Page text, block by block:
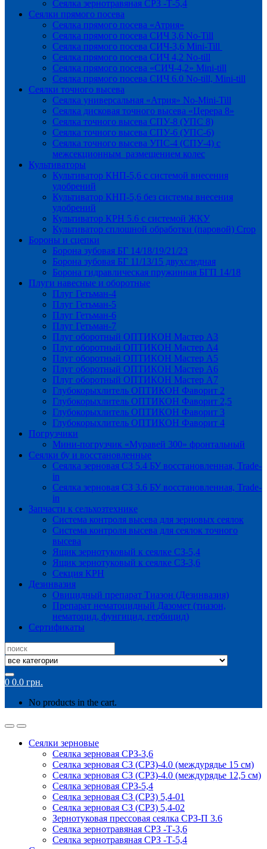
Сеялка зернотравяная СРЗ -Т-5,4
Сеялки прямого посева
Сеялка прямого посева «Атрия»
Сеялка прямого посева СИЧ 3,6 No-Till
Сеялка прямого посева СИЧ-3,6 Mini-Till
Сеялка прямого посева СИЧ 4,2 No-till
Сеялка прямого посева «СИЧ-4,2» Mini-till
Сеялка прямого посева СИЧ 6.0 No-till, Mini-till
Сеялки точного высева
Сеялка универсальная «Атрия» No-Mini-Till
Сеялка дисковая точного высева «Церера 8»
Сеялка точного высева СПУ-8 (УПС 8)
Сеялка точного высева СПУ-6 (УПС-6)
Сеялка точного высева УПС-4 (СПУ-4) с
межсекционным размещением колес
Культиваторы
Культиватор КНП-5,6 с системой внесения
удобрений
Культиватор КНП-5,6 без системы внесения
удобрений
Культиватор КРН 5.6 с системой ЖКУ
Культиватор сплошной обработки (паровой) Crop
Бороны и сцепки
Борона зубовая БГ 14/18/19/21/23
Борона зубовая БГ 11/13/15 двухследная
Борона гидравлическая пружинная БГП 14/18
Плуги навесные и оборотные
Плуг Гетьман-4
Плуг Гетьман-5
Плуг Гетьман-6
Плуг Гетьман-7
Плуг оборотный ОПТИКОН Мастер А3
Плуг оборотный ОПТИКОН Мастер А4
Плуг оборотный ОПТИКОН Мастер А5
Плуг оборотный ОПТИКОН Мастер А6
Плуг оборотный ОПТИКОН Мастер А7
Глубокорыхлитель ОПТИКОН Фаворит 2
Глубокорыхлитель ОПТИКОН Фаворит 2,5
Глубокорыхлитель ОПТИКОН Фаворит 3
Глубокорыхлитель ОПТИКОН Фаворит 4
Погрузчики
Мини-погрузчик «Муравей 300» фронтальный
Сеялки бу и восстановленные
Сеялка зерновая СЗ 5.4 БУ восстановленная, Trade-
in
Сеялка зерновая СЗ 3.6 БУ восстановленная, Trade-
in
Запчасти к сельхозтехнике
Система контроля высева для зерновых сеялок
Система контроля высева для сеялок точного
высева
Ящик зернотуковый к сеялке СЗ-5,4
Ящик зернотуковый к сеялке СЗ-3,6
Секция КРН
Дезинвазия
Овицидный препарат Тиазон (Дезинвазия)
Препарат нематоцидный Дазомет (тиазон,
нематоцид, фунгицид, гербицид)
Сертификаты
Search
for:
0 0.0 грн.
No products in the cart.
Сеялки зерновые
Сеялка зерновая СРЗ-3,6
Сеялка зерновая СЗ (СРЗ)-4.0 (междурядье 15 см)
Сеялка зерновая СЗ (СРЗ)-4.0 (междурядье 12,5 см)
Сеялка зерновая СРЗ-5,4
Сеялка зерновая СЗ (СРЗ) 5,4-01
Сеялка зерновая СЗ (СРЗ) 5,4-02
Зернотуковая прессовая сеялка СРЗ-П 3.6
Сеялка зернотравяная СРЗ -Т-3,6
Сеялка зернотравяная СРЗ -Т-5,4